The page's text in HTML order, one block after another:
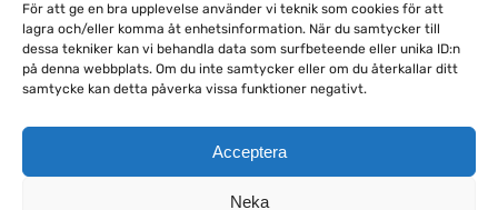
För att ge en bra upplevelse använder vi teknik som cookies för att
lagra och/eller komma åt enhetsinformation. När du samtycker till
dessa tekniker kan vi behandla data som surfbeteende eller unika ID:n
på denna webbplats. Om du inte samtycker eller om du återkallar ditt
samtycke kan detta påverka vissa funktioner negativt.
Acceptera
Neka